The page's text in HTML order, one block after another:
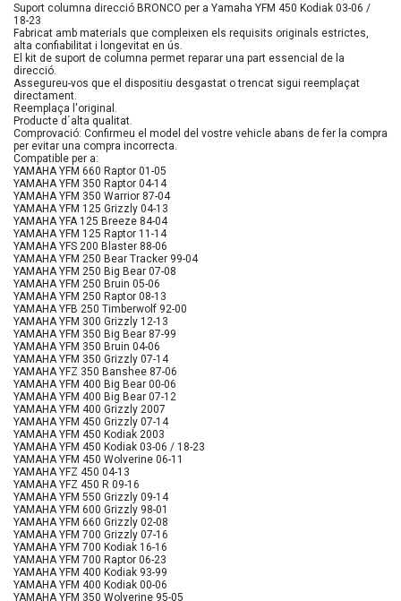
Suport columna direcció BRONCO per a Yamaha YFM 450 Kodiak 03-06 /
18-23
Fabricat amb materials que compleixen els requisits originals estrictes,
alta confiabilitat i longevitat en ús.
El kit de suport de columna permet reparar una part essencial de la
direcció.
Assegureu-vos que el dispositiu desgastat o trencat sigui reemplaçat
directament.
Reemplaça l'original.
Producte d´alta qualitat.
Comprovació: Confirmeu el model del vostre vehicle abans de fer la compra
per evitar una compra incorrecta.
Compatible per a:
YAMAHA YFM 660 Raptor 01-05
YAMAHA YFM 350 Raptor 04-14
YAMAHA YFM 350 Warrior 87-04
YAMAHA YFM 125 Grizzly 04-13
YAMAHA YFA 125 Breeze 84-04
YAMAHA YFM 125 Raptor 11-14
YAMAHA YFS 200 Blaster 88-06
YAMAHA YFM 250 Bear Tracker 99-04
YAMAHA YFM 250 Big Bear 07-08
YAMAHA YFM 250 Bruin 05-06
YAMAHA YFM 250 Raptor 08-13
YAMAHA YFB 250 Timberwolf 92-00
YAMAHA YFM 300 Grizzly 12-13
YAMAHA YFM 350 Big Bear 87-99
YAMAHA YFM 350 Bruin 04-06
YAMAHA YFM 350 Grizzly 07-14
YAMAHA YFZ 350 Banshee 87-06
YAMAHA YFM 400 Big Bear 00-06
YAMAHA YFM 400 Big Bear 07-12
YAMAHA YFM 400 Grizzly 2007
YAMAHA YFM 450 Grizzly 07-14
YAMAHA YFM 450 Kodiak 2003
YAMAHA YFM 450 Kodiak 03-06 / 18-23
YAMAHA YFM 450 Wolverine 06-11
YAMAHA YFZ 450 04-13
YAMAHA YFZ 450 R 09-16
YAMAHA YFM 550 Grizzly 09-14
YAMAHA YFM 600 Grizzly 98-01
YAMAHA YFM 660 Grizzly 02-08
YAMAHA YFM 700 Grizzly 07-16
YAMAHA YFM 700 Kodiak 16-16
YAMAHA YFM 700 Raptor 06-23
YAMAHA YFM 400 Kodiak 93-99
YAMAHA YFM 400 Kodiak 00-06
YAMAHA YFM 350 Wolverine 95-05